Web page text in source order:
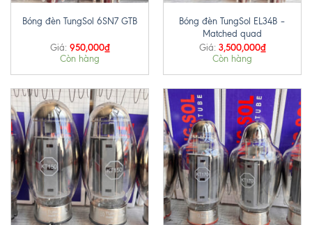
Bóng đèn TungSol 6SN7 GTB
Giá: 950,000₫
Còn hàng
Bóng đèn TungSol EL34B –
Matched quad
Giá: 3,500,000₫
Còn hàng